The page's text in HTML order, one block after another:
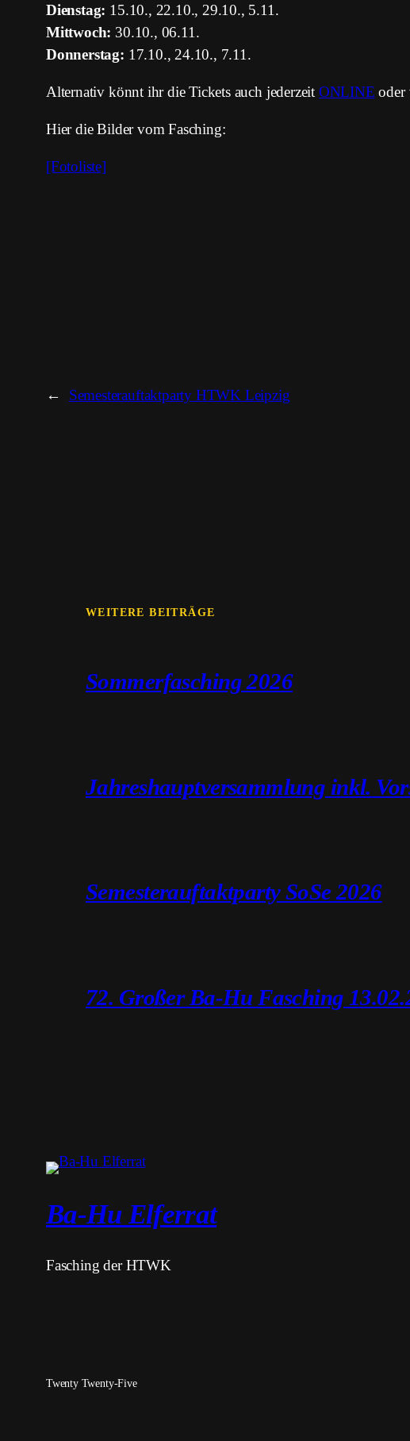
Dienstag: 15.10., 22.10., 29.10., 5.11.
Mittwoch: 30.10., 06.11.
Donnerstag: 17.10., 24.10., 7.11.
Alternativ könnt ihr die Tickets auch jederzeit ONLINE oder
Hier die Bilder vom Fasching:
[Fotoliste]
← Semesterauftaktparty HTWK Leipzig
WEITERE BEITRÄGE
Sommerfasching 2026
Jahreshauptversammlung inkl.
Semesterauftaktparty SoSe 2026
72. Großer Ba-Hu Fasching
Ba-Hu Elferrat
Fasching der HTWK
Twenty Twenty-Five